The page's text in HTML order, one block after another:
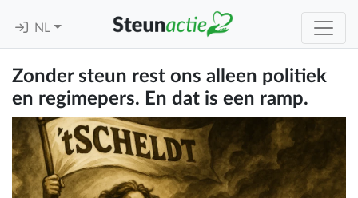
NL
Zonder steun rest ons alleen politiek
en regimepers. En dat is een ramp.